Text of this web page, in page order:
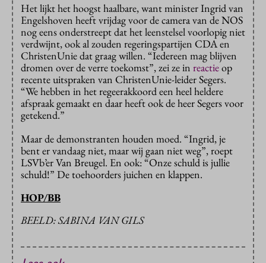
Het lijkt het hoogst haalbare, want minister Ingrid van
Engelshoven heeft vrijdag voor de camera van de NOS
nog eens onderstreept dat het leenstelsel voorlopig niet
verdwijnt, ook al zouden regeringspartijen CDA en
ChristenUnie dat graag willen. “Iedereen mag blijven
dromen over de verre toekomst”, zei ze in reactieop
recente uitspraken van ChristenUnie-leider Segers.
“We hebben in het regeerakkoord een heel heldere
afspraak gemaakt en daar heeft ook de heer Segers voor
getekend.”
Maar de demonstranten houden moed. “Ingrid, je
bent er vandaag niet, maar wij gaan niet weg”, roept
LSVb’er Van Breugel. En ook: “Onze schuld is jullie
schuld!” De toehoorders juichen en klappen.
HOP/BB
BEELD: SABINA VAN GILS